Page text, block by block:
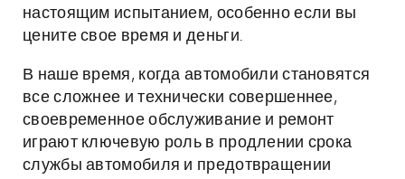
настоящим испытанием, особенно если вы
цените свое время и деньги.
В наше время, когда автомобили становятся
все сложнее и технически совершеннее,
своевременное обслуживание и ремонт
играют ключевую роль в продлении срока
службы автомобиля и предотвращении